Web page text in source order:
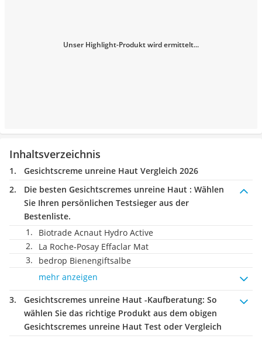
Unser Highlight-Produkt wird ermittelt...
Inhaltsverzeichnis
Gesichtscreme unreine Haut Vergleich 2026
Die besten Gesichtscremes unreine Haut : Wählen
Sie Ihren persönlichen Testsieger aus der
Bestenliste.
Biotrade Acnaut Hydro Active
La Roche-Posay Effaclar Mat
bedrop Bienengiftsalbe
mehr anzeigen
Gesichtscremes unreine Haut -Kaufberatung: So
wählen Sie das richtige Produkt aus dem obigen
Gesichtscremes unreine Haut Test oder Vergleich